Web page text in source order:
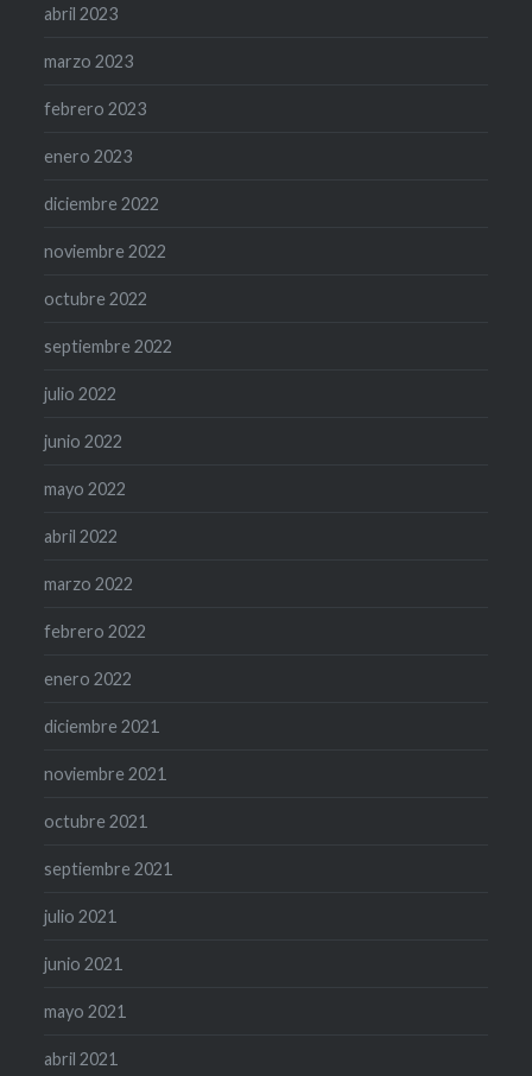
abril 2023
marzo 2023
febrero 2023
enero 2023
diciembre 2022
noviembre 2022
octubre 2022
septiembre 2022
julio 2022
junio 2022
mayo 2022
abril 2022
marzo 2022
febrero 2022
enero 2022
diciembre 2021
noviembre 2021
octubre 2021
septiembre 2021
julio 2021
junio 2021
mayo 2021
abril 2021